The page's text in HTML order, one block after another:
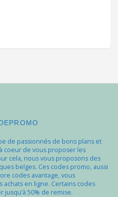
de passionnés de bons plans et
coeur de vous proposer les
cela, nous vous proposons des
belges. Ces codes promo, aussi
codes avantage, vous
achats en ligne. Certains codes
50% de remise.